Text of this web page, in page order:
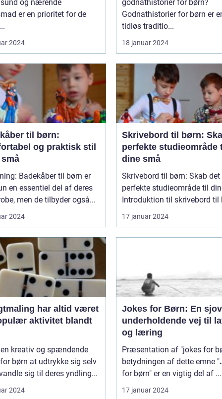
og nærende
er en prioritet for de
2024
godnathistorier for børn?
Godnathistorier for børn er
tidløs traditio...
18 januar 2024
til børn:
og praktisk stil
Badekåber til børn er
en essentiel del af deres
men de tilbyder også...
2024
Skrivebord til børn:
perfekte studieområde
dine små
Skrivebord til børn: Skab det
perfekte studieområde til
Introduktion til skrivebord til
17 januar 2024
har altid været
aktivitet blandt
kreativ og spændende
børn at udtrykke sig selv
sig til deres yndling...
2024
Jokes for Børn: En
underholdende vej til
og læring
Præsentation af "jokes for
betydningen af dette emne "Jokes
for børn" er en vigtig del af ...
17 januar 2024